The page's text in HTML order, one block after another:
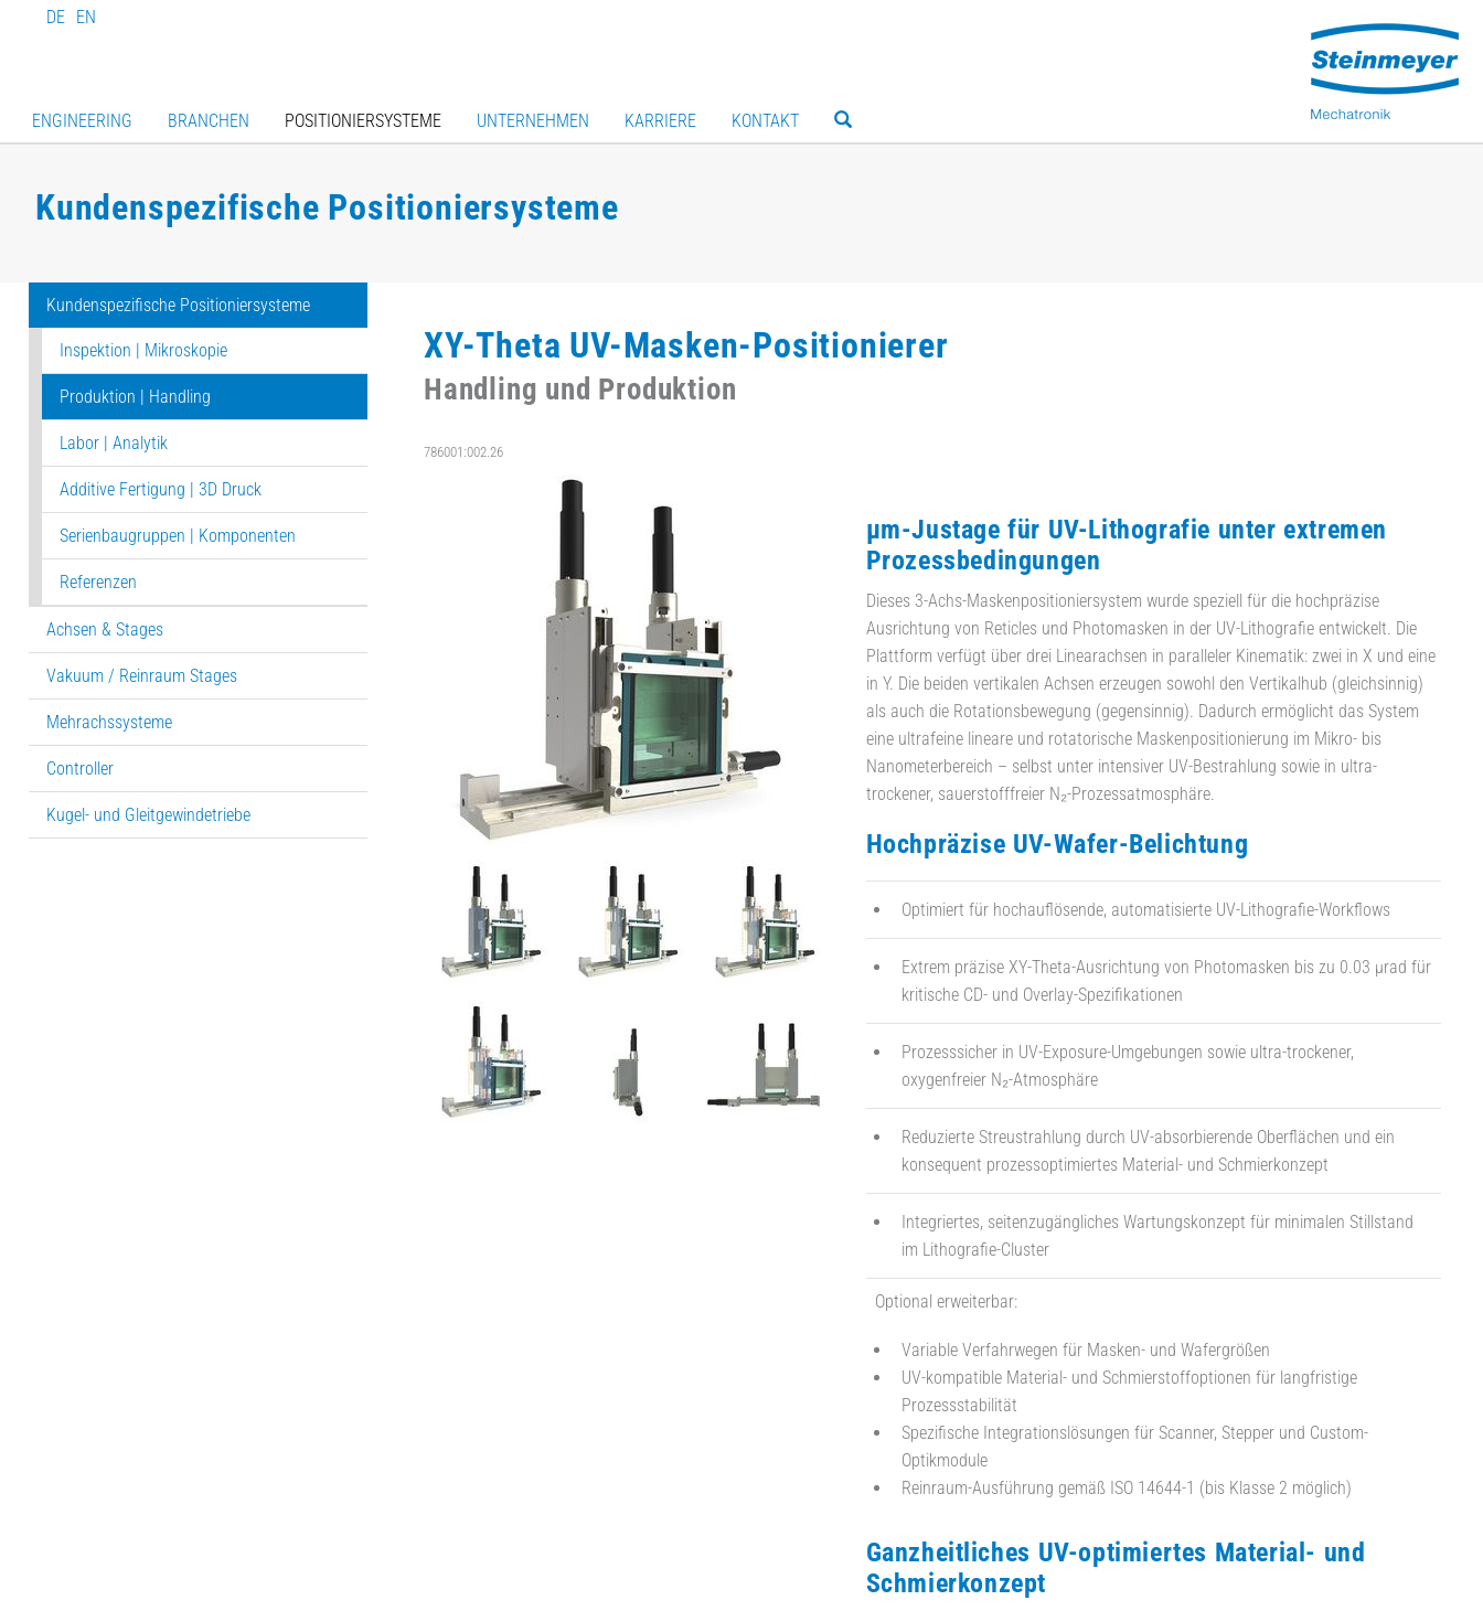
DE EN
ENGINEERING BRANCHEN POSITIONIERSYSTEME UNTERNEHMEN KARRIERE KONTAKT
Kundenspezifische Positioniersysteme
Kundenspezifische Positioniersysteme
Inspektion | Mikroskopie
Produktion | Handling
Labor | Analytik
Additive Fertigung | 3D Druck
Serienbaugruppen | Komponenten
Referenzen
Achsen & Stages
Vakuum / Reinraum Stages
Mehrachssysteme
Controller
Kugel- und Gleitgewindetriebe
XY-Theta UV-Masken-Positionierer
Handling und Produktion
786001:002.26
µm-Justage für UV-Lithografie unter extremen
Prozessbedingungen
Dieses 3-Achs-Maskenpositioniersystem wurde speziell für die hochpräzise
Ausrichtung von Reticles und Photomasken in der UV-Lithografie entwickelt. Die
Plattform verfügt über drei Linearachsen in paralleler Kinematik: zwei in X und eine
in Y. Die beiden vertikalen Achsen erzeugen sowohl den Vertikalhub (gleichsinnig)
als auch die Rotationsbewegung (gegensinnig). Dadurch ermöglicht das System
eine ultrafeine lineare und rotatorische Maskenpositionierung im Mikro- bis
Nanometerbereich – selbst unter intensiver UV-Bestrahlung sowie in ultra-
trockener, sauerstofffreier N₂-Prozessatmosphäre.
Hochpräzise UV-Wafer-Belichtung
Optimiert für hochauflösende, automatisierte UV-Lithografie-Workflows
Extrem präzise XY-Theta-Ausrichtung von Photomasken bis zu 0.03 µrad für
kritische CD- und Overlay-Spezifikationen
Prozesssicher in UV-Exposure-Umgebungen sowie ultra-trockener,
oxygenfreier N₂-Atmosphäre
Reduzierte Streustrahlung durch UV-absorbierende Oberflächen und ein
konsequent prozessoptimiertes Material- und Schmierkonzept
Integriertes, seitenzugängliches Wartungskonzept für minimalen Stillstand
im Lithografie-Cluster
Optional erweiterbar:
Variable Verfahrwegen für Masken- und Wafergrößen
UV-kompatible Material- und Schmierstoffoptionen für langfristige
Prozessstabilität
Spezifische Integrationslösungen für Scanner, Stepper und Custom-
Optikmodule
Reinraum-Ausführung gemäß ISO 14644-1 (bis Klasse 2 möglich)
Ganzheitliches UV-optimiertes Material- und
Schmierkonzept